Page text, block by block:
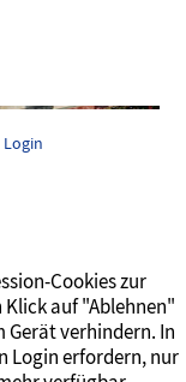
Login
Cookies zur
auf "Ablehnen"
Gerät verhindern. In
Login erfordern, nur